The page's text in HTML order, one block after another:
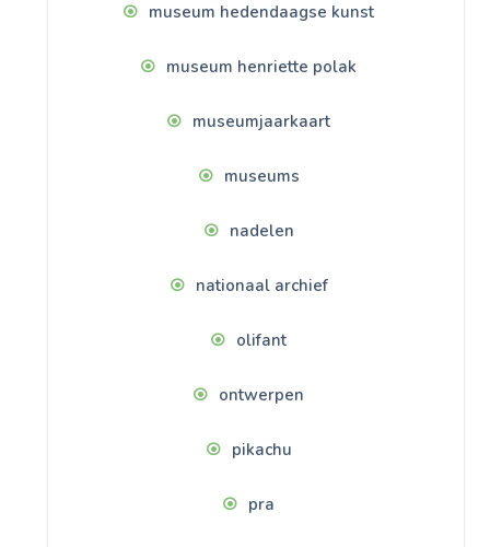
museum hedendaagse kunst
museum henriette polak
museumjaarkaart
museums
nadelen
nationaal archief
olifant
ontwerpen
pikachu
pra